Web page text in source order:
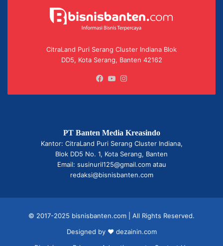
CitraLand Puri Serang Cluster Indiana Blok
DD5, Kota Serang, Banten 42162
Facebook
YouTube
PT Banten Media Kreasindo
Kantor: CitraLand Puri Serang Cluster Indiana,
Blok DD5 No. 1, Kota Serang, Banten
Email: susinuril125@gmail.com atau
redaksi@bisnisbanten.com
© 2017-2025 bisnisbanten.com | All Rights Reserved.
Designed by ❤ dezainin.com